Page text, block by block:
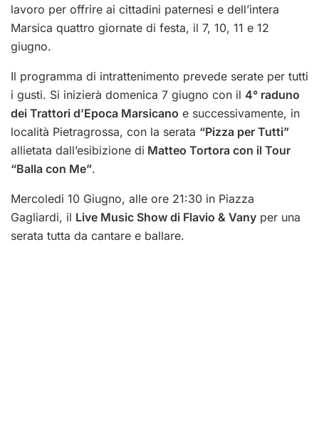
lavoro per offrire ai cittadini paternesi e dell’intera
Marsica quattro giornate di festa, il 7, 10, 11 e 12
giugno.
Il programma di intrattenimento prevede serate per tutti
i gusti. Si inizierà domenica 7 giugno con il 4° raduno
dei Trattori d’Epoca Marsicano e successivamente, in
località Pietragrossa, con la serata “Pizza per Tutti”
allietata dall’esibizione di Matteo Tortora con il Tour
“Balla con Me”.
Mercoledi 10 Giugno, alle ore 21:30 in Piazza
Gagliardi, il Live Music Show di Flavio & Vany per una
serata tutta da cantare e ballare.